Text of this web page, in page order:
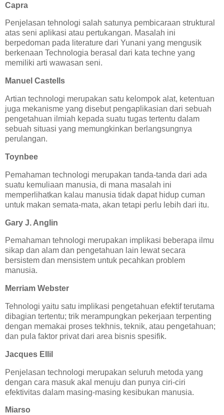
Capra
Penjelasan tehnologi salah satunya pembicaraan struktural
atas seni aplikasi atau pertukangan. Masalah ini
berpedoman pada literature dari Yunani yang mengusik
berkenaan Technologia berasal dari kata techne yang
memiliki arti wawasan seni.
Manuel Castells
Artian technologi merupakan satu kelompok alat, ketentuan
juga mekanisme yang disebut pengaplikasian dari sebuah
pengetahuan ilmiah kepada suatu tugas tertentu dalam
sebuah situasi yang memungkinkan berlangsungnya
perulangan.
Toynbee
Pemahaman technologi merupakan tanda-tanda dari ada
suatu kemuliaan manusia, di mana masalah ini
memperlihatkan kalau manusia tidak dapat hidup cuman
untuk makan semata-mata, akan tetapi perlu lebih dari itu.
Gary J. Anglin
Pemahaman tehnologi merupakan implikasi beberapa ilmu
sikap dan alam dan pengetahuan lain lewat secara
bersistem dan mensistem untuk pecahkan problem
manusia.
Merriam Webster
Tehnologi yaitu satu implikasi pengetahuan efektif terutama
dibagian tertentu; trik merampungkan pekerjaan terpenting
dengan memakai proses tekhnis, teknik, atau pengetahuan;
dan pula faktor privat dari area bisnis spesifik.
Jacques Ellil
Penjelasan technologi merupakan seluruh metoda yang
dengan cara masuk akal menuju dan punya ciri-ciri
efektivitas dalam masing-masing kesibukan manusia.
Miarso